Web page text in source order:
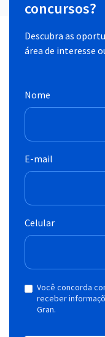
concursos?
Descubra as
área de interesse
Nome
E-mail
Celular
Você concorda
receber
Gran.